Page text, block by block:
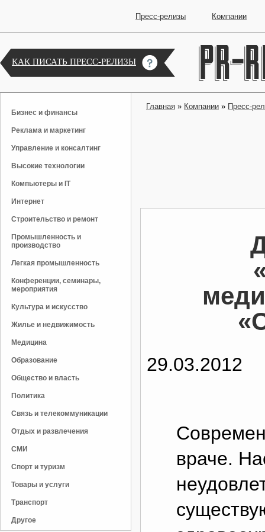
Пресс-релизы Компании
КАК ПИСАТЬ ПРЕСС-РЕЛИЗЫ
Бизнес и финансы
Реклама и маркетинг
Управление и консалтинг
Высокие технологии
Компьютеры и IT
Интернет
Строительство и ремонт
Промышленность и
производство
Легкая промышленность
Конференции, семинары,
мероприятия
Культура и искусство
Жилье и недвижимость
Медицина
Образование
Общество и власть
Политика
Связь и телекоммуникации
Отдых и развлечения
СМИ
Спорт и туризм
Товары и услуги
Транспорт
Другое
Главная » Компании » Пресс-
29.03.2012
враче.